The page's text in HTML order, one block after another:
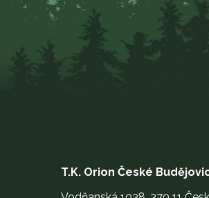
T.K. Orion České